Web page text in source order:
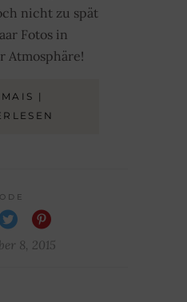
nicht zu spät
Fotos in
Atmosphäre!
|
8, 2015